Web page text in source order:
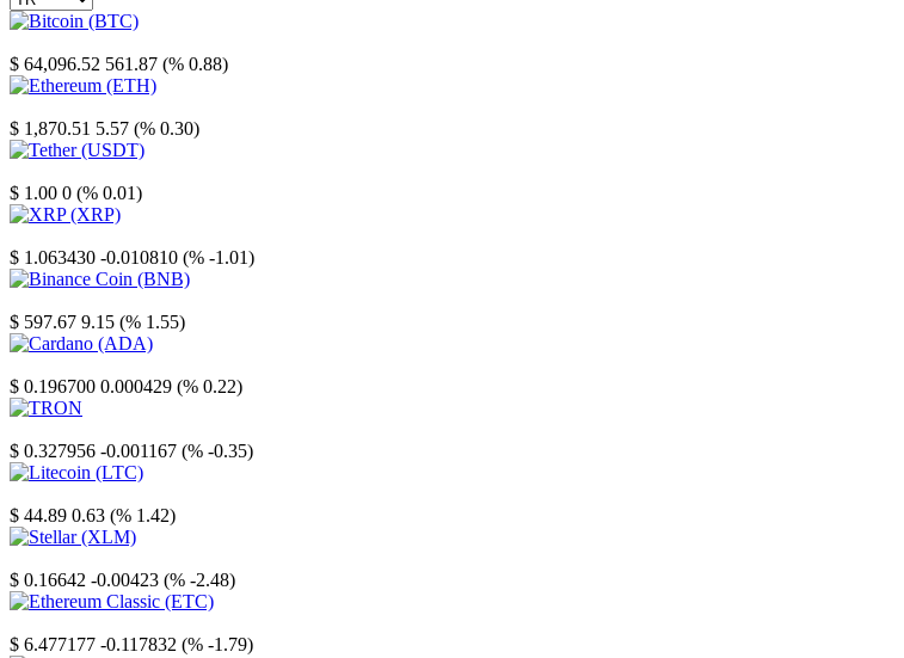
$ 64,096.52 561.87 (% 0.88)
$ 1,870.51 5.57 (% 0.30)
$ 1.00 0 (% 0.01)
$ 1.063430 -0.010810 (% -1.01)
$ 597.67 9.15 (% 1.55)
$ 0.196700 0.000429 (% 0.22)
$ 0.327956 -0.001167 (% -0.35)
$ 44.89 0.63 (% 1.42)
$ 0.16642 -0.00423 (% -2.48)
$ 6.477177 -0.117832 (% -1.79)